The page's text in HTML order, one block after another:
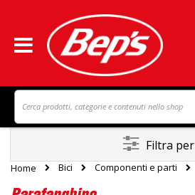
Home Bici Componenti e parti
Filtra per